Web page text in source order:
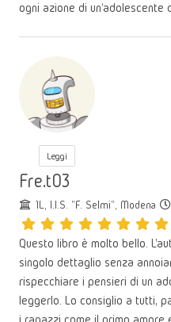
ogni azione di un'adolescente
Leggi
Fre.t03
1L, I.I.S. "F. Selmi", Modena
Questo libro è molto bello.
singolo dettaglio senza
rispecchiare i pensieri di un
leggerlo. Lo consiglio a tutti,